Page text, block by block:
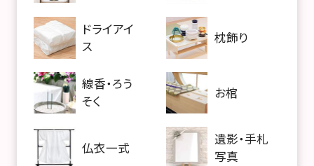
ドライアイ
ス
枕飾り
線香・ろう
そく
お棺
仏衣一式
遺影・手札
写真